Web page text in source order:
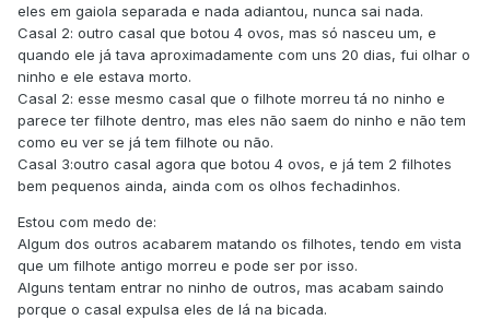
eles em gaiola separada e nada adiantou, nunca sai nada.
Casal 2: outro casal que botou 4 ovos, mas só nasceu um, e
quando ele já tava aproximadamente com uns 20 dias, fui olhar o
ninho e ele estava morto.
Casal 2: esse mesmo casal que o filhote morreu tá no ninho e
parece ter filhote dentro, mas eles não saem do ninho e não tem
como eu ver se já tem filhote ou não.
Casal 3:outro casal agora que botou 4 ovos, e já tem 2 filhotes
bem pequenos ainda, ainda com os olhos fechadinhos.
Estou com medo de:
Algum dos outros acabarem matando os filhotes, tendo em vista
que um filhote antigo morreu e pode ser por isso.
Alguns tentam entrar no ninho de outros, mas acabam saindo
porque o casal expulsa eles de lá na bicada.